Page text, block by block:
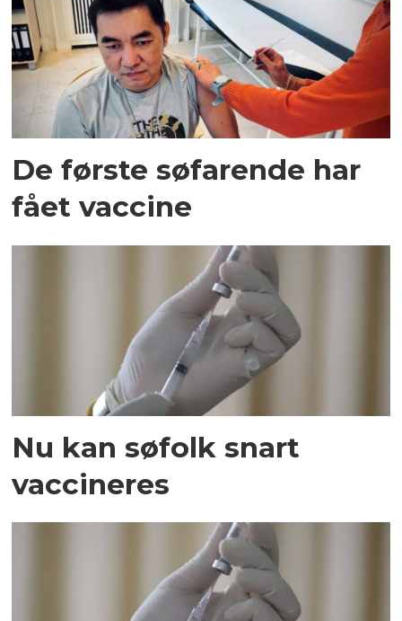
De første søfarende har
fået vaccine
Nu kan søfolk snart
vaccineres